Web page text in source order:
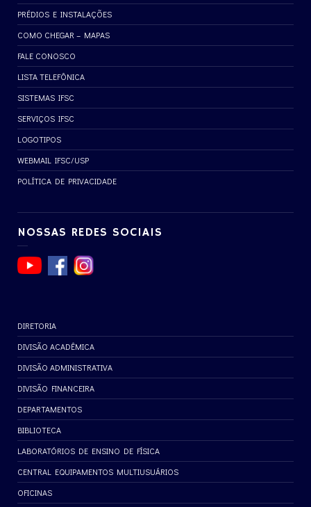
PRÉDIOS E INSTALAÇÕES
COMO CHEGAR – MAPAS
FALE CONOSCO
LISTA TELEFÔNICA
SISTEMAS IFSC
SERVIÇOS IFSC
LOGOTIPOS
WEBMAIL IFSC/USP
POLÍTICA DE PRIVACIDADE
NOSSAS REDES SOCIAIS
DIRETORIA
DIVISÃO ACADÊMICA
DIVISÃO ADMINISTRATIVA
DIVISÃO FINANCEIRA
DEPARTAMENTOS
BIBLIOTECA
LABORATÓRIOS DE ENSINO DE FÍSICA
CENTRAL EQUIPAMENTOS MULTIUSUÁRIOS
OFICINAS